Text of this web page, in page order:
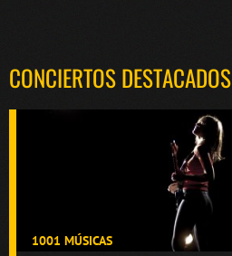
CONCIERTOS DESTACADOS
1001 MÚSICAS